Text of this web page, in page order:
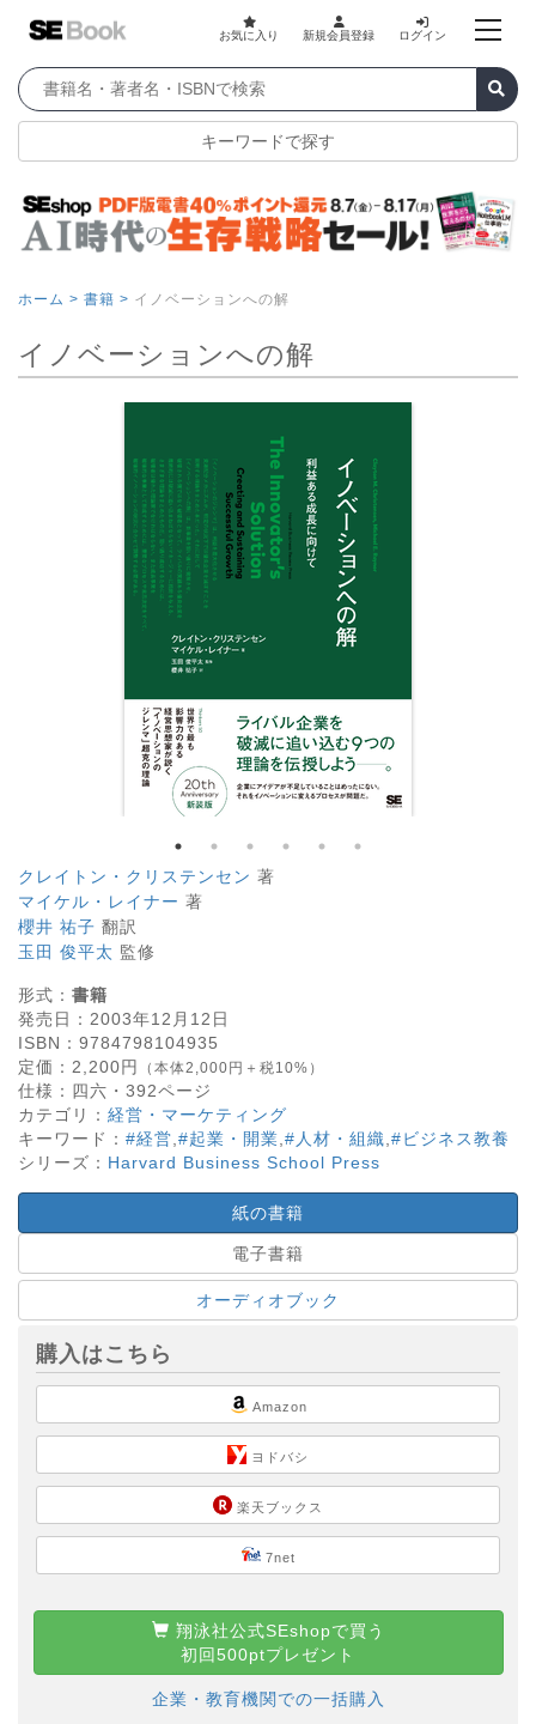
お気に入り 新規会員登録 ログイン
キーワードで探す
ホーム > 書籍 > イノベーションへの解
イノベーションへの解
クレイトン・クリステンセン 著
マイケル・レイナー 著
櫻井 祐子 翻訳
玉田 俊平太 監修
形式： 書籍
発売日： 2003年12月12日
ISBN： 9784798104935
定価： 2,200円 （本体2,000円＋税10%）
仕様： 四六・ 392ページ
カテゴリ： 経営・マーケティング
キーワード： #経営 #起業・開業 #人材・組織 #ビジネス教養
シリーズ： Harvard Business School Press
紙の書籍
電子書籍
オーディオブック
購入はこちら
Amazon
ヨドバシ
楽天ブックス
7net
翔泳社公式SEshopで買う
初回500ptプレゼント
企業・教育機関での一括購入